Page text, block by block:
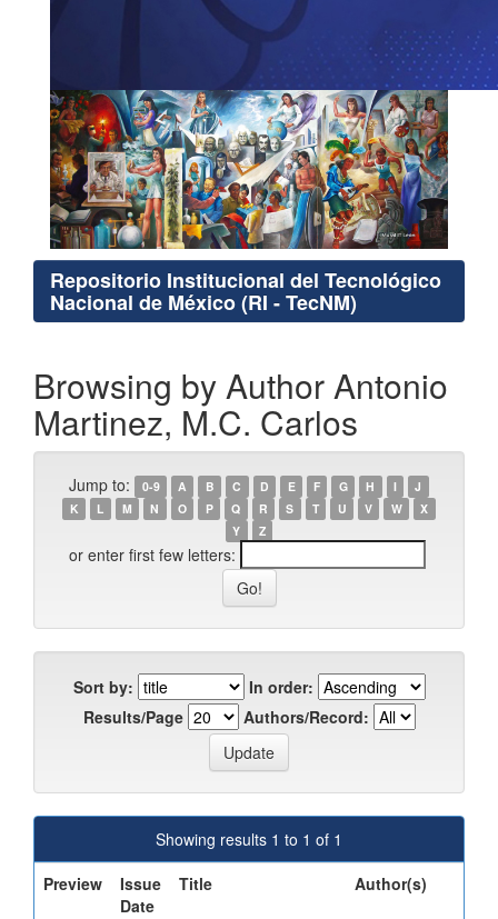
Repositorio Institucional del Tecnológico
Nacional de México (RI - TecNM)
Browsing by Author Antonio
Martinez, M.C. Carlos
Jump to: 0-9 A B C D E F G H I
J
K
L M N O P Q R S T U V W
X
Y
Z
or enter first few letters:
Sort by:
In order:
Results/Page
Authors/Record:
Showing results 1 to 1 of 1
Preview
Issue
Date
Title Author(s)